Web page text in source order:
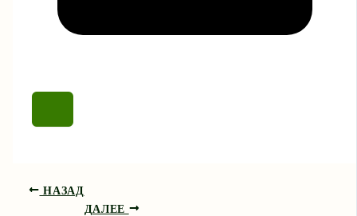
НАЗАД
ДАЛЕЕ